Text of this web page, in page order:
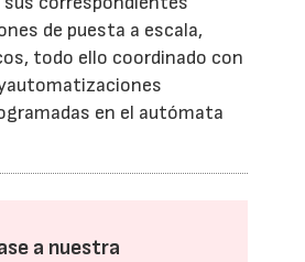
de puesta a escala,
todo ello coordinado con
en el autómata
a nuestra